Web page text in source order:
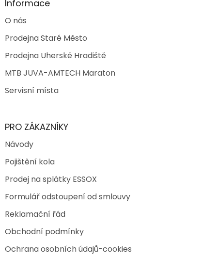
Informace
O nás
Prodejna Staré Město
Prodejna Uherské Hradiště
MTB JUVA-AMTECH Maraton
Servisní místa
PRO ZÁKAZNÍKY
Návody
Pojištění kola
Prodej na splátky ESSOX
Formulář odstoupení od smlouvy
Reklamační řád
Obchodní podmínky
Ochrana osobních údajů-cookies